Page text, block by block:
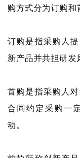
购方式分为订购和
订购是指采购人
新产品并共担研发
首购是指采购人
合同约定采购一
动。